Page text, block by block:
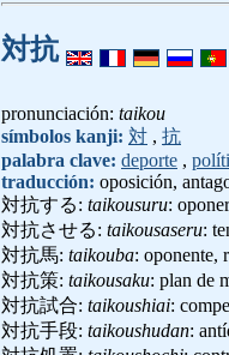
対抗
pronunciación: taikou
símbolos kanji: 対 , 抗
palabra clave: deporte ,
traducción: oposición,
対抗する: taikousuru:
対抗させる: taikousaseru:
対抗馬: taikouba: oponente,
対抗策: taikousaku: plan de
対抗試合: taikoushiai:
対抗手段: taikoushudan: